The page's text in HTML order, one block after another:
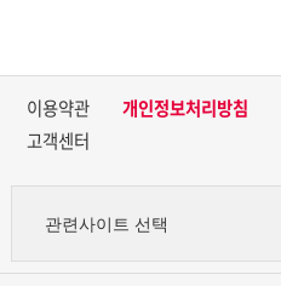
이용약관 개인정보처리방침
고객센터
관련사이트 선택